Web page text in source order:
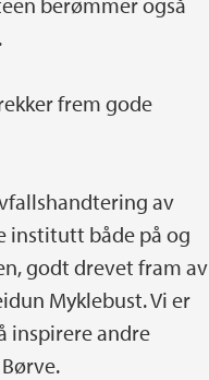
frem gode
av
institutt både på og
godt drevet fram av
Myklebust. Vi er
inspirere andre